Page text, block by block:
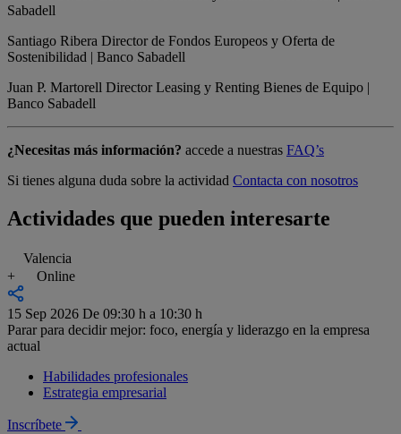
Sabadell
Santiago Ribera Director de Fondos Europeos y Oferta de
Sostenibilidad | Banco Sabadell
Juan P. Martorell Director Leasing y Renting Bienes de Equipo |
Banco Sabadell
¿Necesitas más información? accede a nuestras FAQ’s
Si tienes alguna duda sobre la actividad Contacta con nosotros
Actividades que pueden interesarte
Valencia
+
Online
15 Sep 2026 De 09:30 h a 10:30 h
Parar para decidir mejor: foco, energía y liderazgo en la empresa
actual
Habilidades profesionales
Estrategia empresarial
Inscríbete